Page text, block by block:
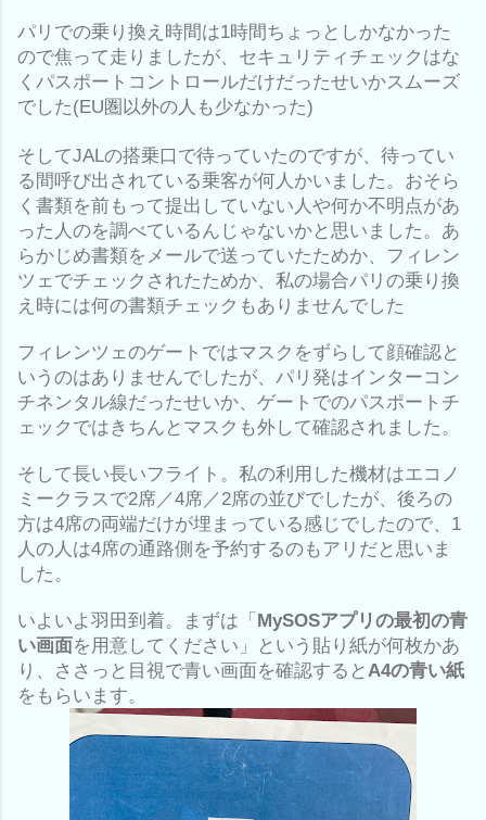
パリでの乗り換え時間は1時間ちょっとしかなかった
ので焦って走りましたが、セキュリティチェックはな
くパスポートコントロールだけだったせいかスムーズ
でした(EU圏以外の人も少なかった)
そしてJALの搭乗口で待っていたのですが、待ってい
る間呼び出されている乗客が何人かいました。おそら
く書類を前もって提出していない人や何か不明点があ
った人のを調べているんじゃないかと思いました。あ
らかじめ書類をメールで送っていたためか、フィレン
ツェでチェックされたためか、私の場合パリの乗り換
え時には何の書類チェックもありませんでした
フィレンツェのゲートではマスクをずらして顔確認と
いうのはありませんでしたが、パリ発はインターコン
チネンタル線だったせいか、ゲートでのパスポートチ
ェックではきちんとマスクも外して確認されました。
そして長い長いフライト。私の利用した機材はエコノ
ミークラスで2席／4席／2席の並びでしたが、後ろの
方は4席の両端だけが埋まっている感じでしたので、1
人の人は4席の通路側を予約するのもアリだと思いま
した。
いよいよ羽田到着。まずは「 MySOSアプリの最初の青
い画面を用意してください」という貼り紙が何枚かあ
り、ささっと目視で青い画面を確認すると A4の青い紙
をもらいます。